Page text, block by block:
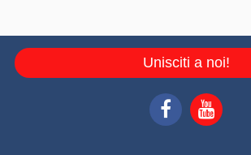
Unisciti a noi!